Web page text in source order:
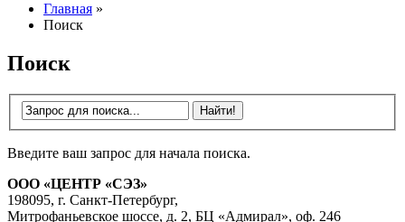
Главная »
Поиск
Поиск
Введите ваш запрос для начала поиска.
ООО «ЦЕНТР «СЭЗ»
198095, г. Санкт-Петербург,
Митрофаньевское шоссе, д. 2, БЦ «Адмирал», оф. 246